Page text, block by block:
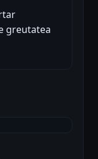
greutatea